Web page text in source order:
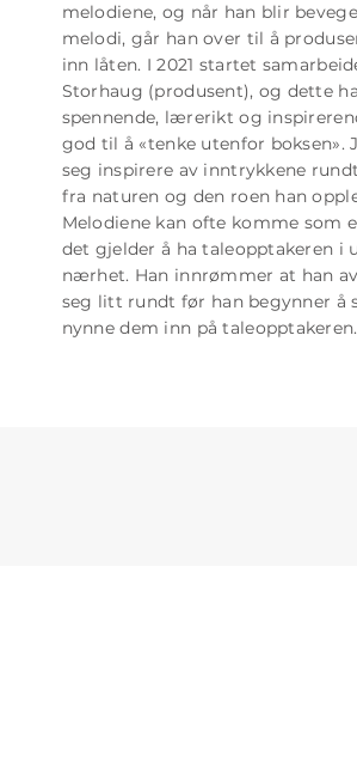
melodiene, og når han blir
melodi, går han over til å
inn låten. I 2021 startet
Storhaug (produsent), og dette
spennende, lærerikt og
god til å «tenke utenfor boksen».
seg inspirere av inntrykkene
fra naturen og den roen han
Melodiene kan ofte komme som
det gjelder å ha taleopptakeren i
nærhet. Han innrømmer at han
seg litt rundt før han begynner å
nynne dem inn på taleopptakeren.